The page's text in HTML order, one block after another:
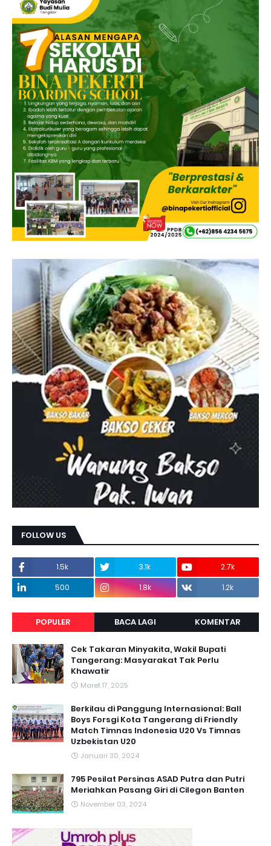
FOLLOW US
1.5k 3.1k
2.7k
500
1.8k 1.2k
POPULER BACA LAGI KOMENTAR
Cek Takaran Minyakita, Wakil Bupati
Tangerang: Masyarakat Tak Perlu
Khawatir
Maret 17, 2025
Berkilau di Panggung Internasional: Ball
Boys Forsgi Kota Tangerang di Friendly
Match Timnas Indonesia U20 Vs Timnas
Uzbekistan U20
Januari 30, 2024
795 Pesilat Persinas ASAD Putra dan Putri
Meriahkan Pasang Giri di Cilegon Banten
November 03, 2024